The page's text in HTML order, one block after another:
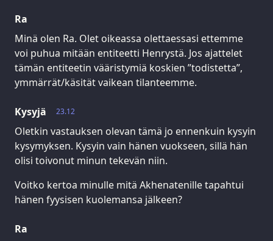
Ra
Minä olen Ra. Olet oikeassa olettaessasi ettemme
voi puhua mitään entiteetti Henrystä. Jos ajattelet
tämän entiteetin vääristymiä koskien ”todistetta”,
ymmärrät/käsität vaikean tilanteemme.
23.12
Kysyjä
Oletkin vastauksen olevan tämä jo ennenkuin kysyin
kysymyksen. Kysyin vain hänen vuokseen, sillä hän
olisi toivonut minun tekevän niin.
Voitko kertoa minulle mitä Akhenatenille tapahtui
hänen fyysisen kuolemansa jälkeen?
Ra